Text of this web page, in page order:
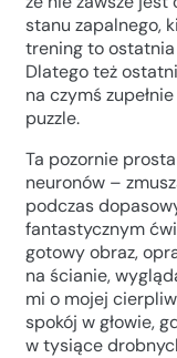
stanu zapalnego,
trening to ostatnia
Dlatego też
na czymś
puzzle.
Ta pozornie
neuronów –
podczas
fantastycznym
gotowy obraz,
na ścianie,
mi o mojej
spokój w głowie,
w tysiące